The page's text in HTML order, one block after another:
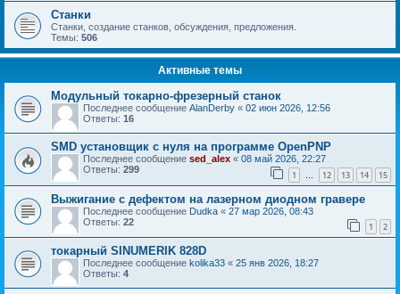
Станки
Станки, создание станков, обсуждения, предложения.
Темы: 506
Активные темы
Модульный токарно-фрезерный станок
Последнее сообщение AlanDerby « 02 июн 2026, 12:56
Ответы: 16
SMD установщик c нуля на программе OpenPNP
Последнее сообщение sed_alex « 08 май 2026, 22:27
Ответы: 299 1 … 12 13 14 15
Выжигание с дефектом на лазерном диодном гравере
Последнее сообщение Dudka « 27 мар 2026, 08:43
Ответы: 22 1 2
токарный SINUMERIK 828D
Последнее сообщение kolika33 « 25 янв 2026, 18:27
Ответы: 4